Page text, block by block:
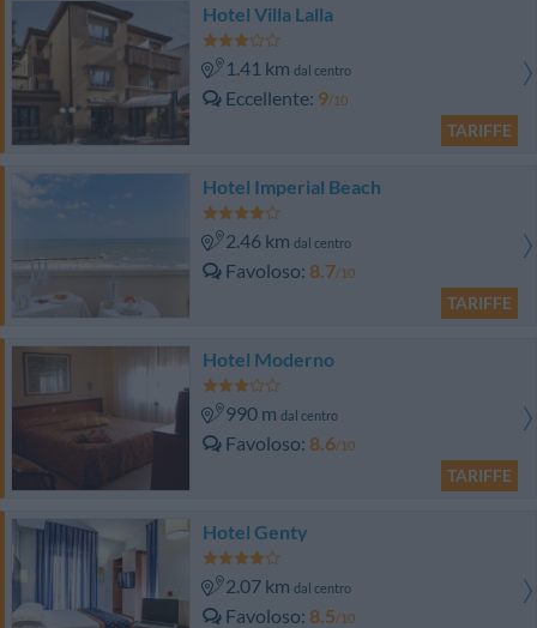
Hotel Villa Lalla
1.41 km dal centro
Eccellente 9/10
TARIFFE
Hotel Imperial Beach
2.46 km dal centro
Favoloso 8.7/10
TARIFFE
Hotel Moderno
990 m dal centro
Favoloso 8.6/10
TARIFFE
Hotel Genty
2.07 km dal centro
Favoloso 8.5/10